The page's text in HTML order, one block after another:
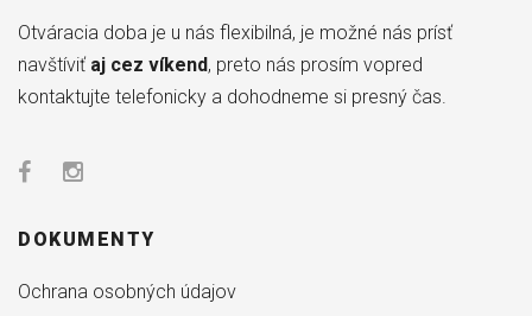
Otváracia doba je u nás flexibilná, je možné nás prísť
navštíviť aj cez víkend, preto nás prosím vopred
kontaktujte telefonicky a dohodneme si presný čas.
DOKUMENTY
Ochrana osobných údajov